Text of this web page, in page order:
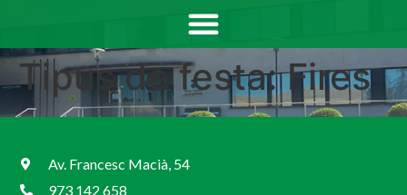
Tipus de festa:Fires
Av. Francesc Macià, 54
973 142 658